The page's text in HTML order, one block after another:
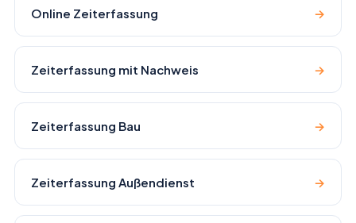
Online Zeiterfassung →
Zeiterfassung mit Nachweis →
Zeiterfassung Bau →
Zeiterfassung Außendienst →